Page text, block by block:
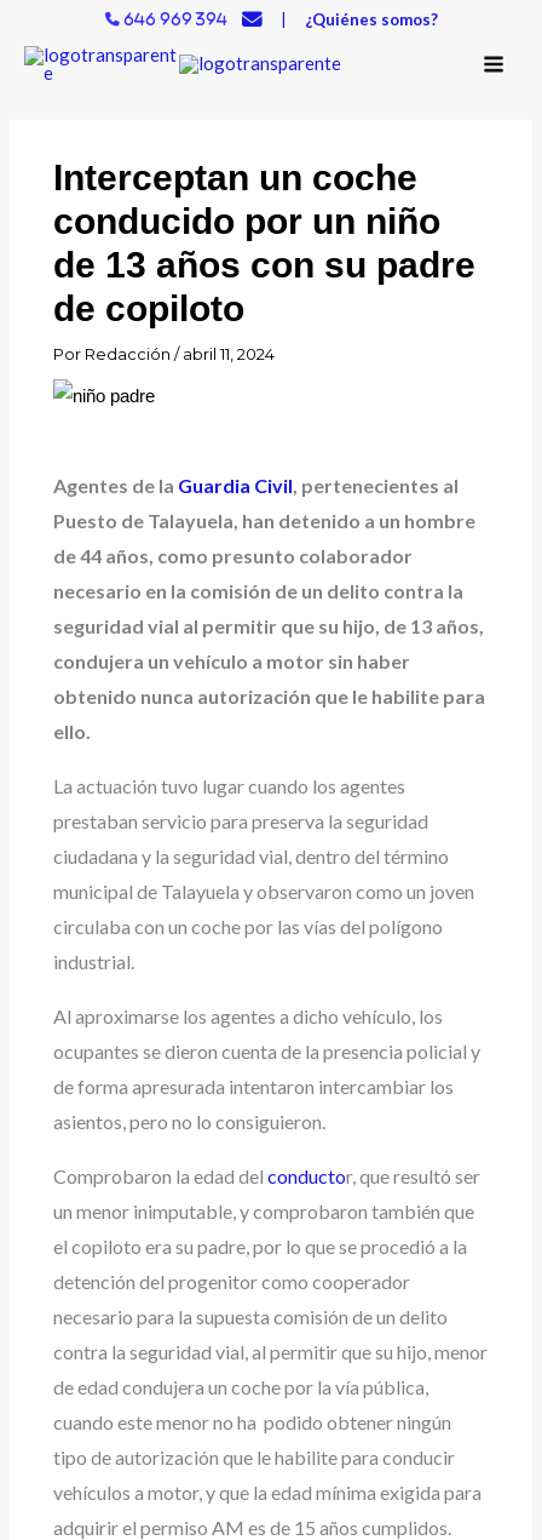
contenido
646 969 394 | ¿Quiénes somos?
Interceptan un coche
conducido por un niño
de 13 años con su padre
de copiloto
Por Redacción/abril 11, 2024
Agentes de la Guardia Civil , pertenecientes al
Puesto de Talayuela, han detenido a un hombre
de 44 años, como presunto colaborador
necesario en la comisión de un delito contra la
seguridad vial al permitir que su hijo, de 13 años,
condujera un vehículo a motor sin haber
obtenido nunca autorización que le habilite para
ello.
La actuación tuvo lugar cuando los agentes
prestaban servicio para preserva la seguridad
ciudadana y la seguridad vial, dentro del término
municipal de Talayuela y observaron como un joven
circulaba con un coche por las vías del polígono
industrial.
Al aproximarse los agentes a dicho vehículo, los
ocupantes se dieron cuenta de la presencia policial y
de forma apresurada intentaron intercambiar los
asientos, pero no lo consiguieron.
Comprobaron la edad delconductor, que resultó ser
un menor inimputable, y comprobaron también que
el copiloto era su padre, por lo que se procedió a la
detención del progenitor como cooperador
necesario para la supuesta comisión de un delito
contra la seguridad vial, al permitir que su hijo, menor
de edad condujera un coche por la vía pública,
cuando este menor no ha podido obtener ningún
tipo de autorización que le habilite para conducir
vehículos a motor, y que la edad mínima exigida para
adquirir el permiso AM es de 15 años cumplidos.